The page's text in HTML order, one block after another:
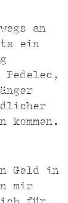
an
ein
Pedelec,
Geld in
mir